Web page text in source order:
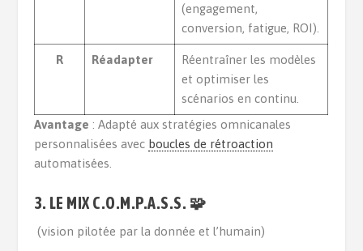
(engagement,
conversion, fatigue, ROI).
R Réadapter
Réentraîner les modèles
et optimiser les
scénarios en continu.
Avantage : Adapté aux stratégies omnicanales
personnalisées avec boucles de rétroaction
automatisées.
3. LE MIX C.O.M.P.A.S.S. 🧩
(vision pilotée par la donnée et l’humain)